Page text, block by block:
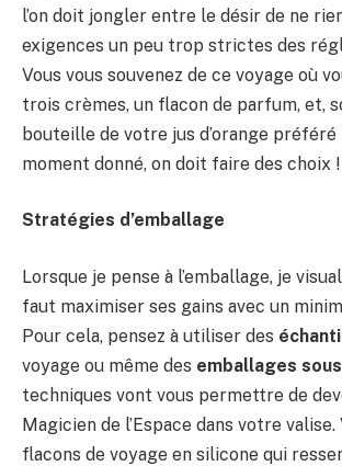
l’on doit jongler entre le désir de ne
exigences un peu trop strictes des
Vous vous souvenez de ce voyage où
trois crèmes, un flacon de parfum, et,
bouteille de votre jus d’orange préféré
moment donné, on doit faire des choix !
Stratégies d’emballage
Lorsque je pense à l’emballage, je
faut maximiser ses gains avec un
Pour cela, pensez à utiliser des
voyage ou même des emballages
techniques vont vous permettre de
Magicien de l’Espace dans votre valise.
flacons de voyage en silicone qui